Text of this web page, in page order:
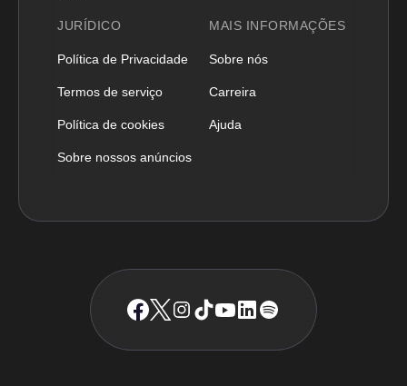
JURÍDICO
Política de Privacidade
Termos de serviço
Política de cookies
Sobre nossos anúncios
MAIS INFORMAÇÕES
Sobre nós
Carreira
Ajuda